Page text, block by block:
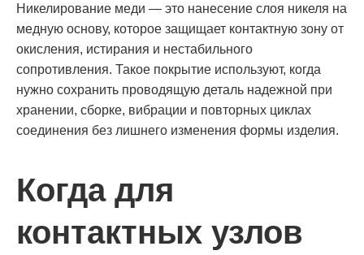
Никелирование меди — это нанесение слоя никеля на
медную основу, которое защищает контактную зону от
окисления, истирания и нестабильного
сопротивления. Такое покрытие используют, когда
нужно сохранить проводящую деталь надежной при
хранении, сборке, вибрации и повторных циклах
соединения без лишнего изменения формы изделия.
Когда для
контактных узлов